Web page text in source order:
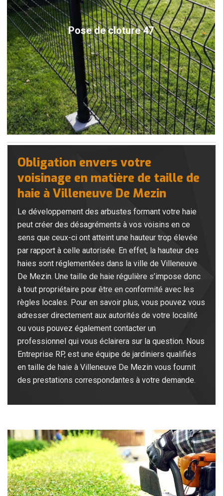
Pose de cloture 47
Obligation envers votre
voisinage en matière de taille de
haie à Villeneuve De Mezin
Le développement des arbustes formant votre haie
peut créer des désagréments à vos voisins en ce
sens que ceux-ci ont atteint une hauteur trop élevée
par rapport à celle autorisée. En effet, la hauteur des
haies sont réglementées dans la ville de Villeneuve
De Mezin. Une taille de haie régulière s’impose donc
à tout propriétaire pour être en conformité avec les
règles locales. Pour en savoir plus, vous pouvez vous
adresser directement aux autorités de votre localité
ou vous pouvez également contacter un
professionnel qui vous éclairera sur la question. Nous
Entreprise RP, est une équipe de jardiniers qualifiés
en taille de haie à Villeneuve De Mezin vous fournit
des prestations correspondantes à votre demande.